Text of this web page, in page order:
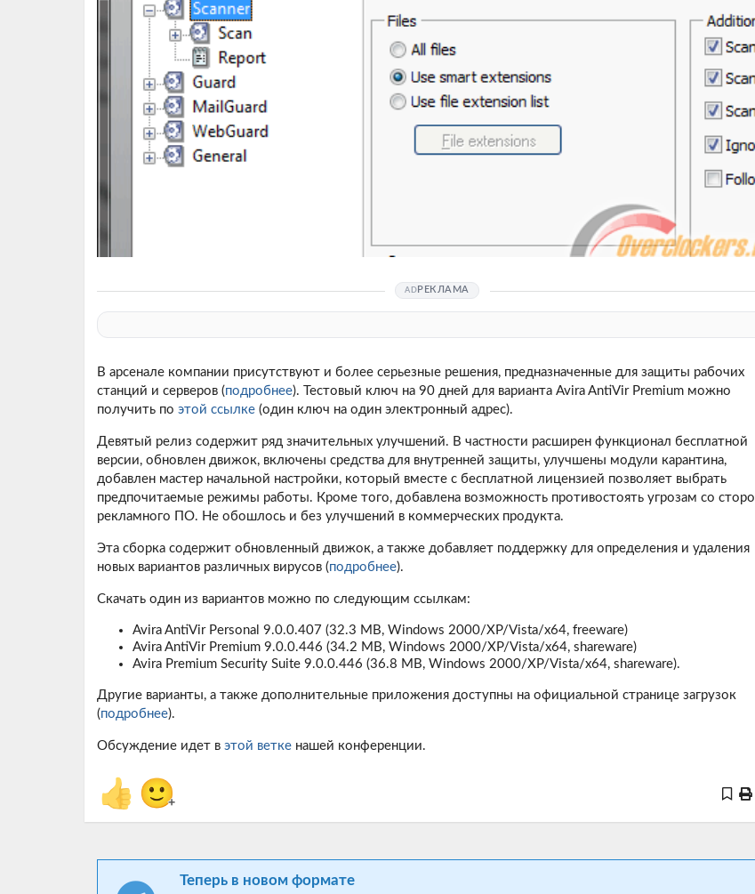
РЕКЛАМА
В арсенале компании присутствуют и более серьезные решения, предназначенные для защиты рабочих
станций и серверов (подробнее). Тестовый ключ на 90 дней для варианта Avira AntiVir Premium можно
получить по этой ссылке(один ключ на один электронный адрес).
Девятый релиз содержит ряд значительных улучшений. В частности расширен функционал бесплатной
версии, обновлен движок, включены средства для внутренней защиты, улучшены модули карантина,
добавлен мастер начальной настройки, который вместе с бесплатной лицензией позволяет выбрать
предпочитаемые режимы работы. Кроме того, добавлена возможность противостоять угрозам со
рекламного ПО. Не обошлось и без улучшений в коммерческих продукта.
Эта сборка содержит обновленный движок, а также добавляет поддержку для определения и удаления
новых вариантов различных вирусов (подробнее).
Скачать один из вариантов можно по следующим ссылкам:
Avira AntiVir Personal 9.0.0.407 (32.3 MB, Windows 2000/XP/Vista/х64, freeware)
Avira AntiVir Premium 9.0.0.446 (34.2 MB, Windows 2000/XP/Vista/х64, shareware)
Avira Premium Security Suite 9.0.0.446 (36.8 MB, Windows 2000/XP/Vista/х64, shareware).
Другие варианты, а также дополнительные приложения доступны на официальной странице загрузок
(подробнее).
Обсуждение идет в этой веткенашей конференции.
👍 🙂
+
Теперь в новом формате